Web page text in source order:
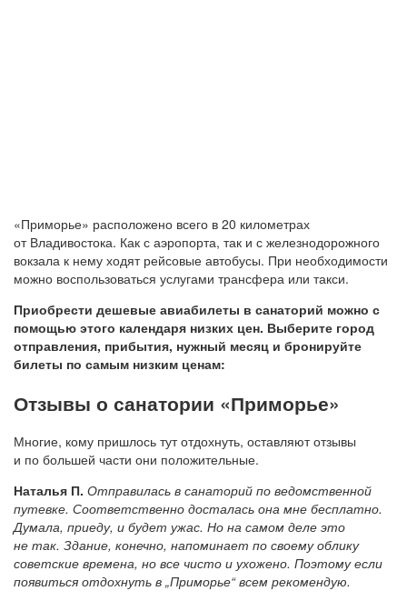
«Приморье» расположено всего в 20 километрах
от Владивостока. Как с аэропорта, так и с железнодорожного
вокзала к нему ходят рейсовые автобусы. При необходимости
можно воспользоваться услугами трансфера или такси.
Приобрести дешевые авиабилеты в санаторий можно с
помощью этого календаря низких цен. Выберите город
отправления, прибытия, нужный месяц и бронируйте
билеты по самым низким ценам:
Отзывы о санатории «Приморье»
Многие, кому пришлось тут отдохнуть, оставляют отзывы
и по большей части они положительные.
Наталья П. Отправилась в санаторий по ведомственной
путевке. Соответственно досталась она мне бесплатно.
Думала, приеду, и будет ужас. Но на самом деле это
не так. Здание, конечно, напоминает по своему облику
советские времена, но все чисто и ухожено. Поэтому если
появиться отдохнуть в „Приморье“ всем рекомендую.